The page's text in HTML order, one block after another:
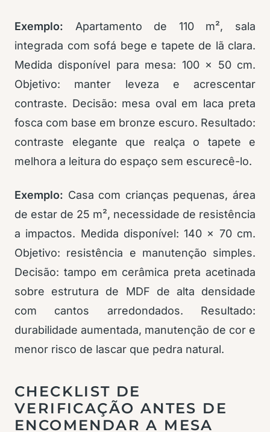
Exemplo: Apartamento de 110 m², sala
integrada com sofá bege e tapete de lã clara.
Medida disponível para mesa: 100 x 50 cm.
Objetivo: manter leveza e acrescentar
contraste. Decisão: mesa oval em laca preta
fosca com base em bronze escuro. Resultado:
contraste elegante que realça o tapete e
melhora a leitura do espaço sem escurecê-lo.
Exemplo: Casa com crianças pequenas, área
de estar de 25 m², necessidade de resistência
a impactos. Medida disponível: 140 x 70 cm.
Objetivo: resistência e manutenção simples.
Decisão: tampo em cerâmica preta acetinada
sobre estrutura de MDF de alta densidade
com cantos arredondados. Resultado:
durabilidade aumentada, manutenção de cor e
menor risco de lascar que pedra natural.
CHECKLIST DE
VERIFICAÇÃO ANTES DE
ENCOMENDAR A MESA